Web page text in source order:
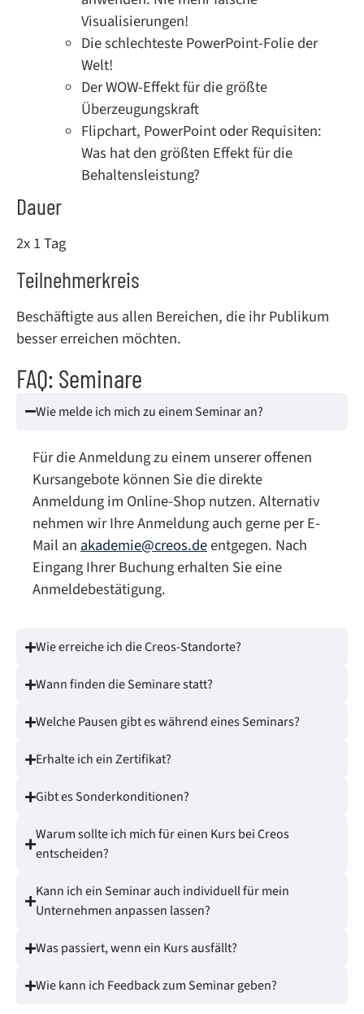
Visualisierungen!
Die schlechteste PowerPoint-Folie der
Welt!
Der WOW-Effekt für die größte
Überzeugungskraft
Flipchart, PowerPoint oder Requisiten:
Was hat den größten Effekt für die
Behaltensleistung?
Dauer
2x 1 Tag
Teilnehmerkreis
Beschäftigte aus allen Bereichen, die ihr Publikum
besser erreichen möchten.
FAQ: Seminare
Wie melde ich mich zu einem Seminar an?
Für die Anmeldung zu einem unserer offenen
Kursangebote können Sie die direkte
Anmeldung im Online-Shop nutzen. Alternativ
nehmen wir Ihre Anmeldung auch gerne per E-
Mail an akademie@creos.deentgegen. Nach
Eingang Ihrer Buchung erhalten Sie eine
Anmeldebestätigung.
Wie erreiche ich die Creos-Standorte?
Wann finden die Seminare statt?
Welche Pausen gibt es während eines Seminars?
Erhalte ich ein Zertifikat?
Gibt es Sonderkonditionen?
Warum sollte ich mich für einen Kurs bei Creos
entscheiden?
Kann ich ein Seminar auch individuell für mein
Unternehmen anpassen lassen?
Was passiert, wenn ein Kurs ausfällt?
Wie kann ich Feedback zum Seminar geben?